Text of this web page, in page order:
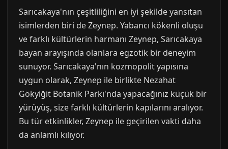
Sarıcakaya'nın çeşitliliğini en iyi şekilde yansıtan
isimlerden biri de Zeynep. Yabancı kökenli oluşu
ve farklı kültürlerin harmanı Zeynep, Sarıcakaya
bayan arayışında olanlara egzotik bir deneyim
sunuyor. Sarıcakaya'nın kozmopolit yapısına
uygun olarak, Zeynep ile birlikte Nezahat
Gökyiğit Botanik Parkı'nda yapacağınız küçük bir
yürüyüş, size farklı kültürlerin kapılarını aralıyor.
Bu tür etkinlikler, Zeynep ile geçirilen vakti daha
da anlamlı kılıyor.